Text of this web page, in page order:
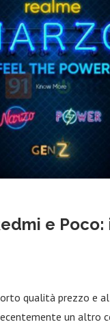
e
qualità prezzo e
un altro